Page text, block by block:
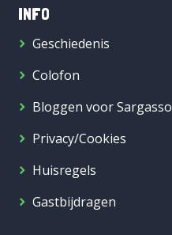
INFO
Geschiedenis
Colofon
Bloggen voor Sargasso
Privacy/Cookies
Huisregels
Gastbijdragen